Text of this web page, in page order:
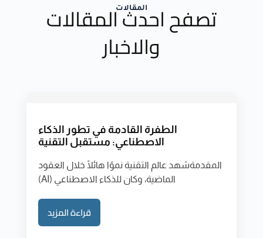
المقالات
تصفح احدث المقالات
والاخبار
الطفرة القادمة في تطور الذكاء
الاصطناعي: مستقبل التقنية
المقدمةشهد عالم التقنية نموًا هائلًا خلال العقود
الماضية، وكان للذكاء الاصطناعي (AI)
قراءة المزيد